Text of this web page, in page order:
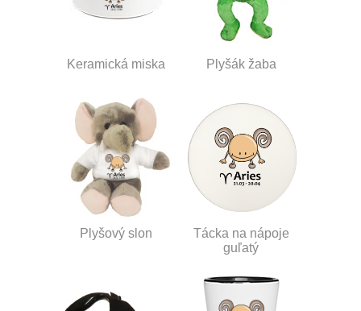
Keramická miska Plyšák žaba
Plyšový slon
Tácka na nápoje
guľatý